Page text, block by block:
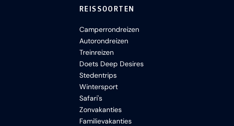
REISSOORTEN
Camperrondreizen
Autorondreizen
Treinreizen
Doets Deep Desires
Stedentrips
Wintersport
Safari's
Zonvakanties
Familievakanties